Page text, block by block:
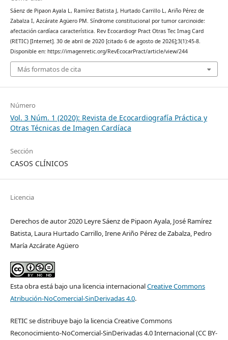
Sáenz de Pipaon Ayala L, Ramírez Batista J, Hurtado Carrillo L, Ariño Pérez de
Zabalza I, Azcárate Agüero PM. Síndrome constitucional por tumor carcinoide:
afectación cardíaca característica. Rev Ecocardiogr Pract Otras Tec Imag Card
(RETIC) [Internet]. 30 de abril de 2020 [citado 6 de agosto de 2026];3(1):45-8.
Disponible en: https://imagenretic.org/RevEcocarPract/article/view/244
Más formatos de cita
Número
Vol. 3 Núm. 1 (2020): Revista de Ecocardiografía Práctica y
Otras Técnicas de Imagen Cardíaca
Sección
CASOS CLÍNICOS
Licencia
Derechos de autor 2020 Leyre Sáenz de Pipaon Ayala, José Ramírez
Batista, Laura Hurtado Carrillo, Irene Ariño Pérez de Zabalza, Pedro
María Azcárate Agüero
Esta obra está bajo una licencia internacionalCreative Commons
Atribución-NoComercial-SinDerivadas 4.0.
RETIC se distribuye bajo la licencia Creative Commons
Reconocimiento-NoComercial-SinDerivadas 4.0 Internacional (CC BY-